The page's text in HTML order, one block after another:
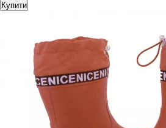
Купити